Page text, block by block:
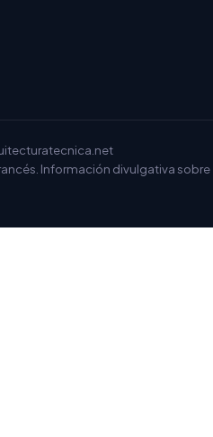
Información divulgativa sobre